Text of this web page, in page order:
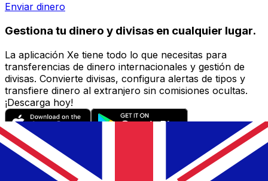
Enviar dinero
Gestiona tu dinero y divisas en cualquier lugar.
La aplicación Xe tiene todo lo que necesitas para
transferencias de dinero internacionales y gestión de
divisas. Convierte divisas, configura alertas de tipos y
transfiere dinero al extranjero sin comisiones ocultas.
¡Descarga hoy!